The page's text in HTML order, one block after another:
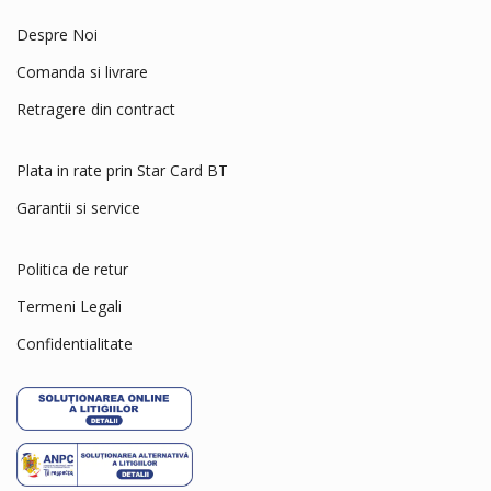
Felix
Fluval
Frontline
Furminator
Gourmet
Gran Bonta
HAGEN
Hailea
Despre Noi
Comanda si livrare
Retragere din contract
Plata in rate prin Star Card BT
Garantii si service
Politica de retur
Termeni Legali
Confidentialitate